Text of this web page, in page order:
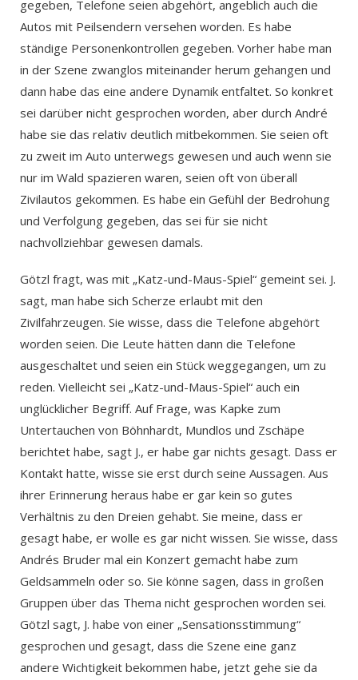
gegeben, Telefone seien abgehört, angeblich auch die
Autos mit Peilsendern versehen worden. Es habe
ständige Personenkontrollen gegeben. Vorher habe man
in der Szene zwanglos miteinander herum gehangen und
dann habe das eine andere Dynamik entfaltet. So konkret
sei darüber nicht gesprochen worden, aber durch André
habe sie das relativ deutlich mitbekommen. Sie seien oft
zu zweit im Auto unterwegs gewesen und auch wenn sie
nur im Wald spazieren waren, seien oft von überall
Zivilautos gekommen. Es habe ein Gefühl der Bedrohung
und Verfolgung gegeben, das sei für sie nicht
nachvollziehbar gewesen damals.
Götzl fragt, was mit „Katz-und-Maus-Spiel“ gemeint sei. J.
sagt, man habe sich Scherze erlaubt mit den
Zivilfahrzeugen. Sie wisse, dass die Telefone abgehört
worden seien. Die Leute hätten dann die Telefone
ausgeschaltet und seien ein Stück weggegangen, um zu
reden. Vielleicht sei „Katz-und-Maus-Spiel“ auch ein
unglücklicher Begriff. Auf Frage, was Kapke zum
Untertauchen von Böhnhardt, Mundlos und Zschäpe
berichtet habe, sagt J., er habe gar nichts gesagt. Dass er
Kontakt hatte, wisse sie erst durch seine Aussagen. Aus
ihrer Erinnerung heraus habe er gar kein so gutes
Verhältnis zu den Dreien gehabt. Sie meine, dass er
gesagt habe, er wolle es gar nicht wissen. Sie wisse, dass
Andrés Bruder mal ein Konzert gemacht habe zum
Geldsammeln oder so. Sie könne sagen, dass in großen
Gruppen über das Thema nicht gesprochen worden sei.
Götzl sagt, J. habe von einer „Sensationsstimmung“
gesprochen und gesagt, dass die Szene eine ganz
andere Wichtigkeit bekommen habe, jetzt gehe sie da